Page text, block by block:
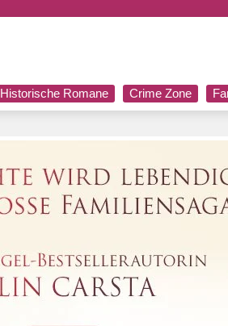
Historische Romane Crime Zone